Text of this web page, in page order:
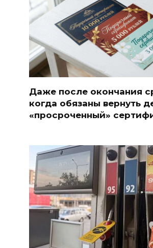
Даже после окончания
когда обязаны вернуть
«просроченный»